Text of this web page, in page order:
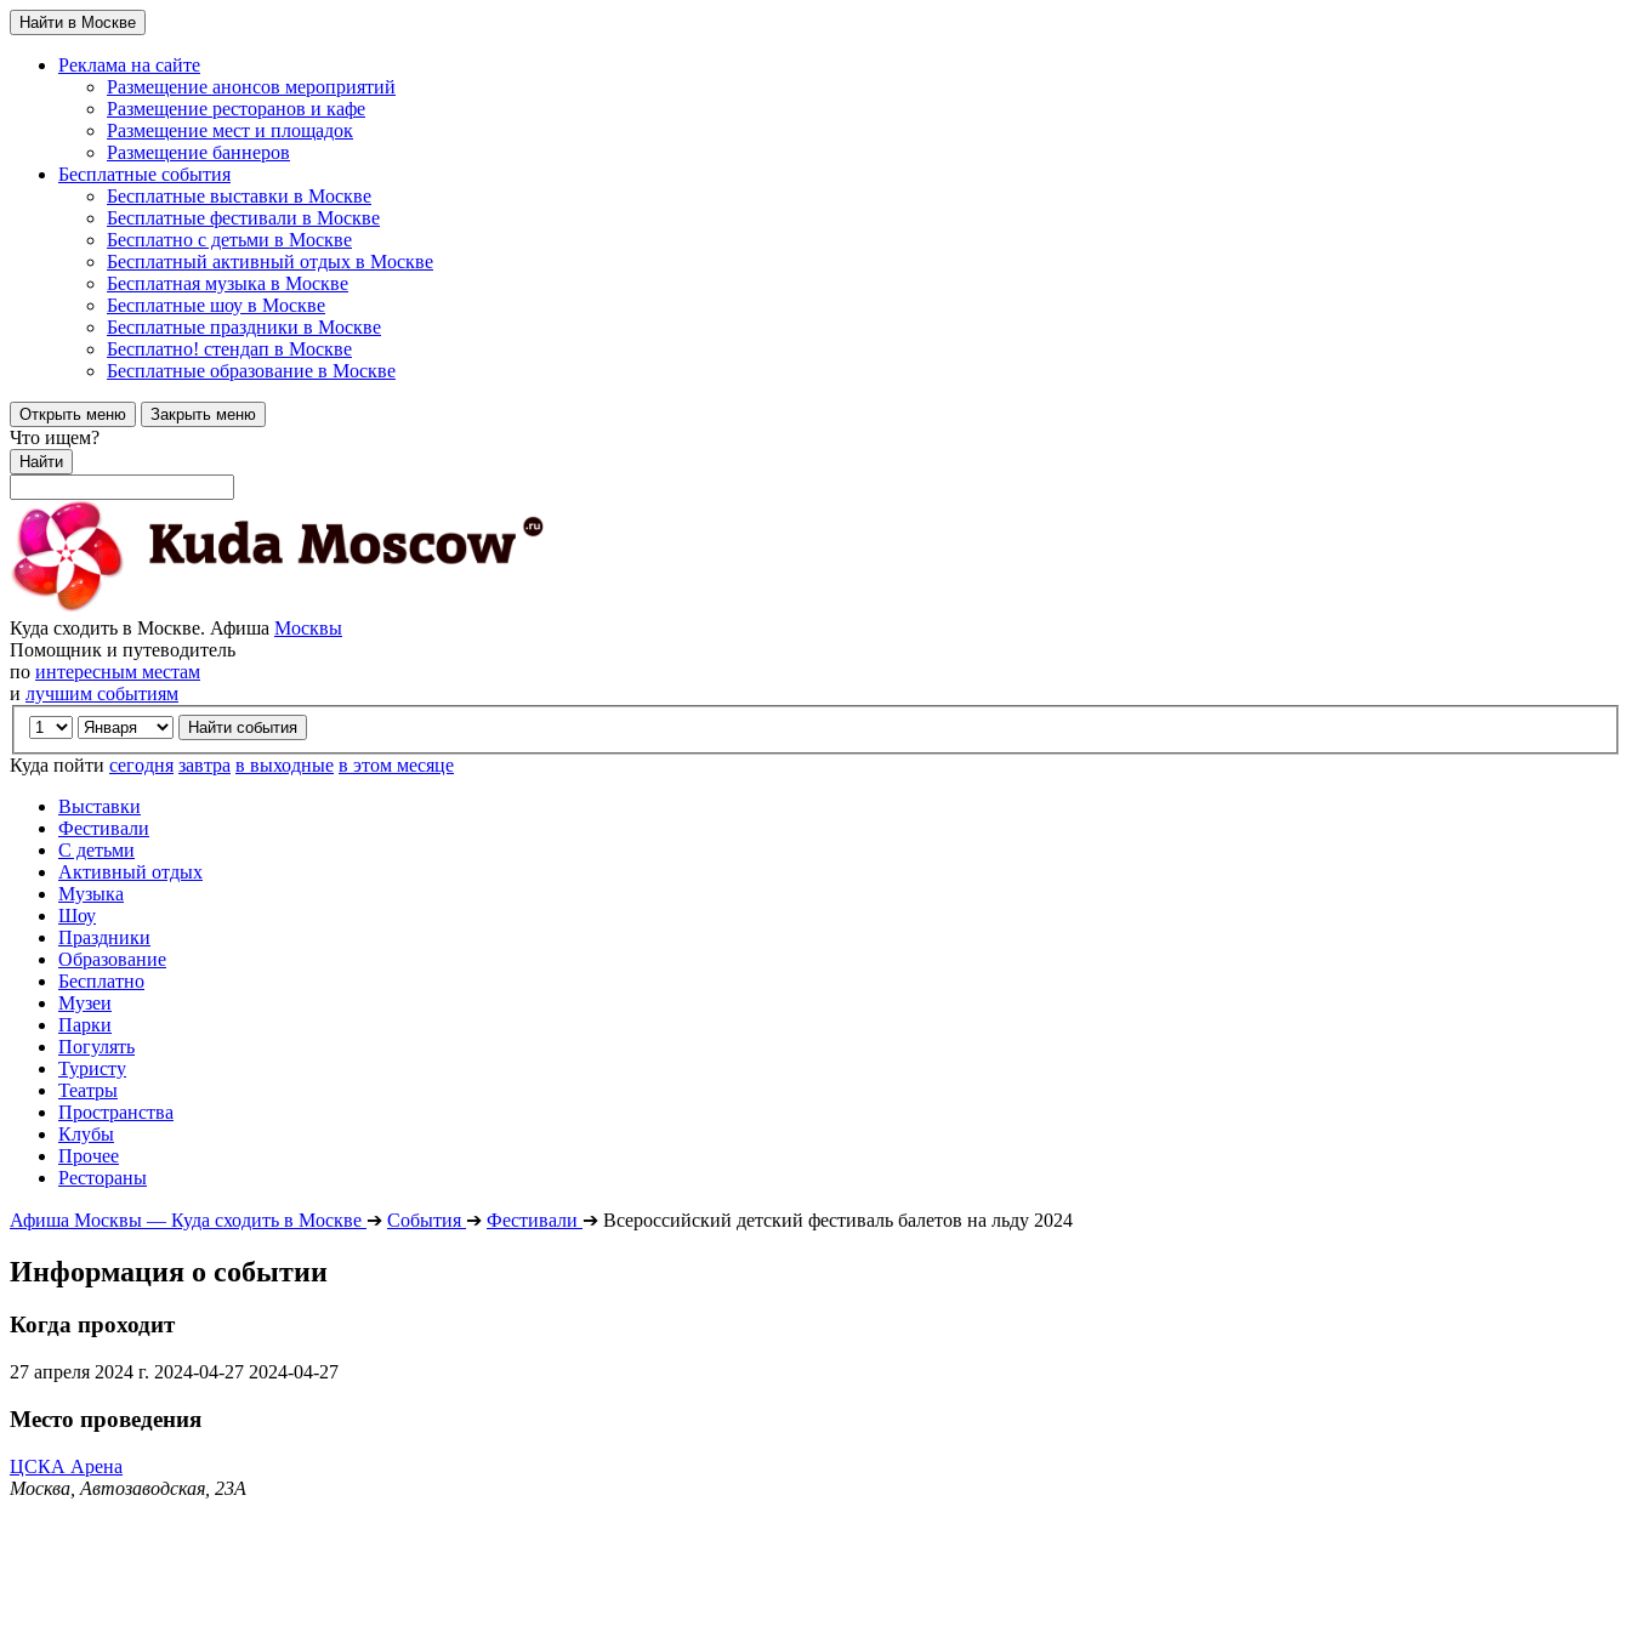
Найти в Москве
Реклама на сайте
Размещение анонсов мероприятий
Размещение ресторанов и кафе
Размещение мест и площадок
Размещение баннеров
Бесплатные события
Бесплатные выставки в Москве
Бесплатные фестивали в Москве
Бесплатно с детьми в Москве
Бесплатный активный отдых в Москве
Бесплатная музыка в Москве
Бесплатные шоу в Москве
Бесплатные праздники в Москве
Бесплатно! стендап в Москве
Бесплатные образование в Москве
Открыть меню Закрыть меню
Что ищем?
Найти
Куда сходить в Москве. Афиша Москвы
Помощник и путеводитель
по интересным местам
и лучшим событиям
Куда пойти сегодня завтра в выходные в этом месяце
Выставки
Фестивали
С детьми
Активный отдых
Музыка
Шоу
Праздники
Образование
Бесплатно
Музеи
Парки
Погулять
Туристу
Театры
Пространства
Клубы
Прочее
Рестораны
Афиша Москвы — Куда сходить в Москве ➔ События ➔ Фестивали ➔ Всероссийский детский фестиваль балетов на льду 2024
Информация о событии
Когда проходит
27 апреля 2024 г. 2024-04-27 2024-04-27
Место проведения
ЦСКА Арена
Москва, Автозаводская, 23А